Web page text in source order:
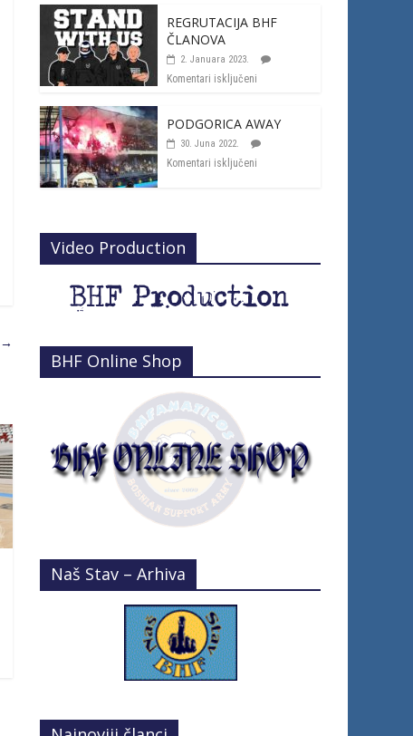
→
REGRUTACIJA BHF
ČLANOVA
2. Januara 2023.
Komentari isključeni
PODGORICA AWAY
30. Juna 2022.
Komentari isključeni
Video Production
BHF Online Shop
Naš Stav – Arhiva